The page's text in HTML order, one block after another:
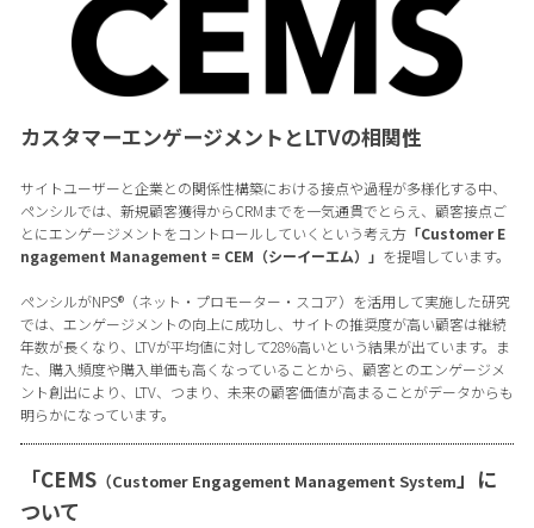
カスタマーエンゲージメントとLTVの相関性
サイトユーザーと企業との関係性構築における接点や過程が多様化する中、
ペンシルでは、新規顧客獲得からCRMまでを一気通貫でとらえ、顧客接点ご
とにエンゲージメントをコントロールしていくという考え方「Customer E
ngagement Management = CEM（シーイーエム）」 を提唱しています。
ペンシルがNPS®（ネット・プロモーター・スコア）を活用して実施した研究
では、エンゲージメントの向上に成功し、サイトの推奨度が高い顧客は継続
年数が長くなり、LTVが平均値に対して28%高いという結果が出ています。ま
た、購入頻度や購入単価も高くなっていることから、顧客とのエンゲージメ
ント創出により、LTV、つまり、未来の顧客価値が高まることがデータからも
明らかになっています。
「CEMS（Customer Engagement Management System」に
ついて